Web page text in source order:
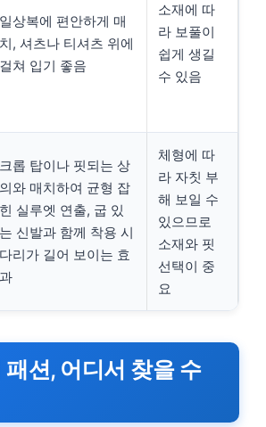
일상복에 편안하게 매
치, 셔츠나 티셔츠 위에
걸쳐 입기 좋음
소재에 따
라 보풀이
쉽게 생길
수 있음
크롭 탑이나 핏되는 상
의와 매치하여 균형 잡
힌 실루엣 연출, 굽 있
는 신발과 함께 착용 시
다리가 길어 보이는 효
과
체형에 따
라 자칫 부
해 보일 수
있으므로
소재와 핏
선택이 중
요
션, 어디서 찾을 수